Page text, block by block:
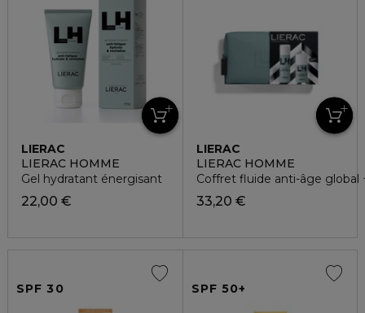
LIERAC
LIERAC HOMME
Gel hydratant énergisant
22,00 €
LIERAC
LIERAC HOMME
Coffret fluide anti-âge global
33,20 €
SPF 30 SPF 50+